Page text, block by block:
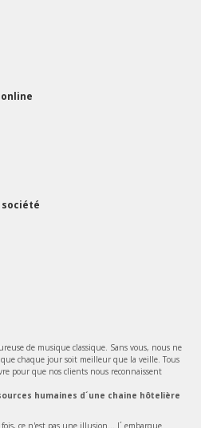
de musique classique. Sans vous, nous ne
chaque jour soit meilleur que la veille. Tous
pour que nos clients nous reconnaissent
humaines d´une chaine hôtelière
ce n'est pas une illusion... J´ embarque